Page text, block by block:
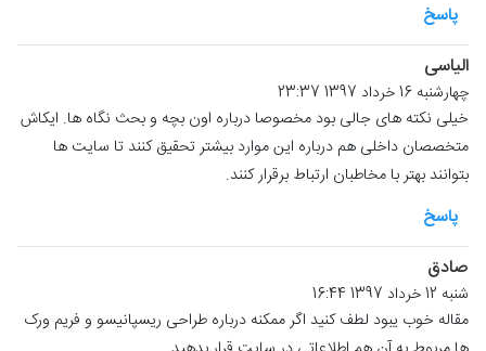
پاسخ
الیاسی
چهارشنبه 16 خرداد 1397 23:37
خیلی نکته های جالی بود مخصوصا درباره اون بچه و بحث نگاه ها. ایکاش
متخصصان داخلی هم درباره این موارد بیشتر تحقیق کنند تا سایت ها
بتوانند بهتر با مخاطبان ارتباط برقرار کنند.
پاسخ
صادق
شنبه 12 خرداد 1397 16:44
مقاله خوب یبود لطف کنید اگر ممکنه درباره طراحی ریسپانیسو و فریم ورک